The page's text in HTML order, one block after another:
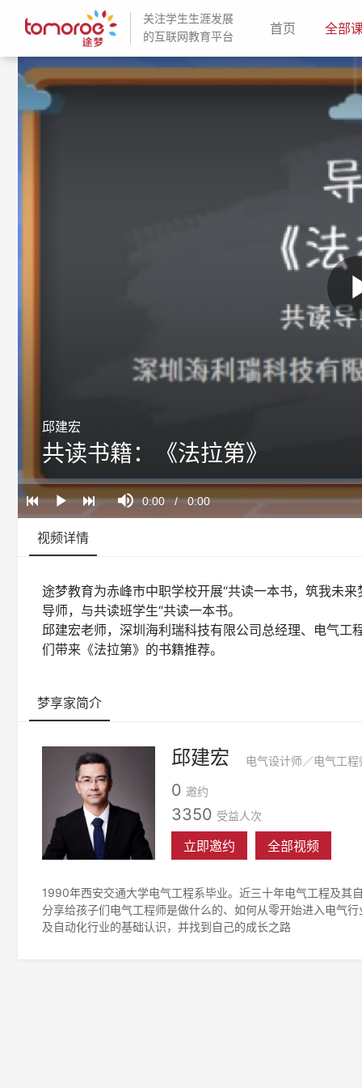
关注学生生涯发展
的互联网教育平台
首页(current)
全部
Play
Mute
Current
0:00 / Duration
0:00
Loaded:
0%
Progress:
0%
邱建宏
共读书籍：《法拉第》
视频详情
途梦教育为赤峰市中职学校开展“共读一本书，筑我未
导师，与共读班学生“共读一本书。
邱建宏老师，深圳海利瑞科技有限公司总经理、电气
们带来《法拉第》的书籍推荐。
梦享家简介
邱建宏 电气设计师／电气工程
0 邀约
3350 受益人次
立即邀约 全部视频
1990年西安交通大学电气工程系毕业。近三十年电气工程及其
分享给孩子们电气工程师是做什么的、如何从零开始进入电气
及自动化行业的基础认识，并找到自己的成长之路